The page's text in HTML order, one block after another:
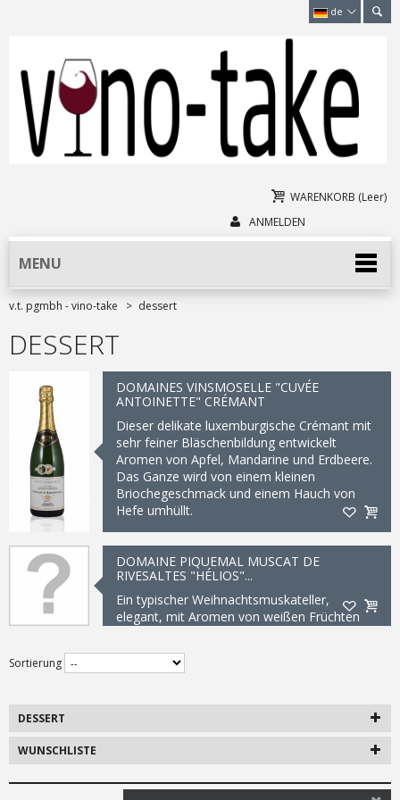
de
WARENKORB (Leer)
ANMELDEN
MENU
v.t. pgmbh - vino-take > dessert
DESSERT
DOMAINES VINSMOSELLE "CUVÉE
ANTOINETTE" CRÉMANT
Dieser delikate luxemburgische Crémant mit
sehr feiner Bläschenbildung entwickelt
Aromen von Apfel, Mandarine und Erdbeere.
Das Ganze wird von einem kleinen
Briochegeschmack und einem Hauch von
Hefe umhüllt.
12,95 €
DOMAINE PIQUEMAL MUSCAT DE
RIVESALTES "HÉLIOS"...
Ein typischer Weihnachtsmuskateller,
elegant, mit Aromen von weißen Früchten
Bouquet mit einem schönen Abgang von
Williamsbirne.
Sortierung
DESSERT
WUNSCHLISTE